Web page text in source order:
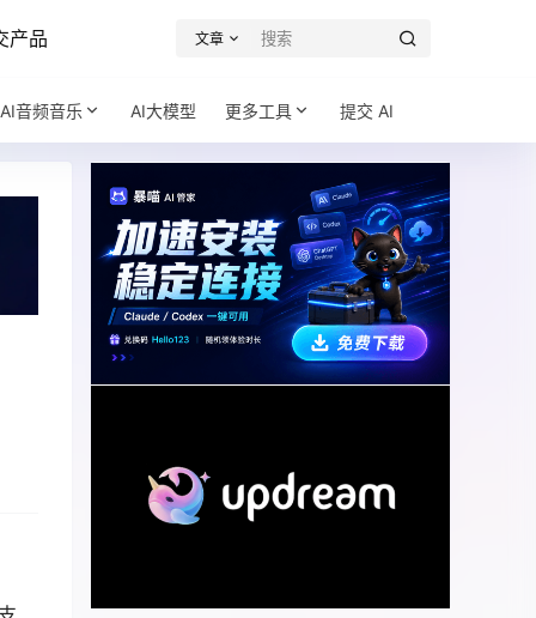
产品 文章
AI音频音乐 AI大模型 更多工具 提交 AI